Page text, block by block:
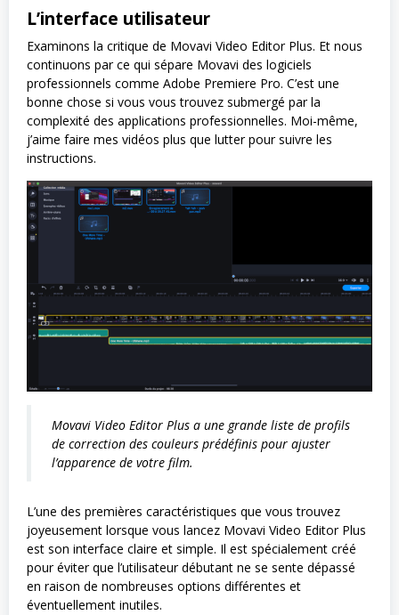
L’interface utilisateur
Examinons la critique de Movavi Video Editor Plus. Et nous
continuons par ce qui sépare Movavi des logiciels
professionnels comme Adobe Premiere Pro. C’est une
bonne chose si vous vous trouvez submergé par la
complexité des applications professionnelles. Moi-même,
j’aime faire mes vidéos plus que lutter pour suivre les
instructions.
Movavi Video Editor Plus a une grande liste de profils
de correction des couleurs prédéfinis pour ajuster
l’apparence de votre film.
L’une des premières caractéristiques que vous trouvez
joyeusement lorsque vous lancez Movavi Video Editor Plus
est son interface claire et simple. Il est spécialement créé
pour éviter que l’utilisateur débutant ne se sente dépassé
en raison de nombreuses options différentes et
éventuellement inutiles.